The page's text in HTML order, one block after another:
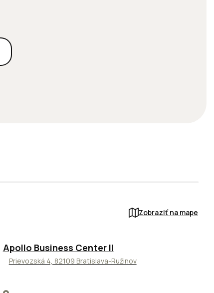
Zobraziť na mape
TOP NOVINKA ODPORÚČAME
Apollo Business Center II
Prievozská 4, 82109 Bratislava-Ružinov